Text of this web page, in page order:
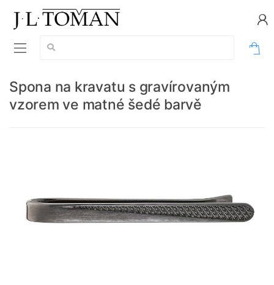
Vyhledávání:
Spona na kravatu s gravírovaným
vzorem ve matné šedé barvě